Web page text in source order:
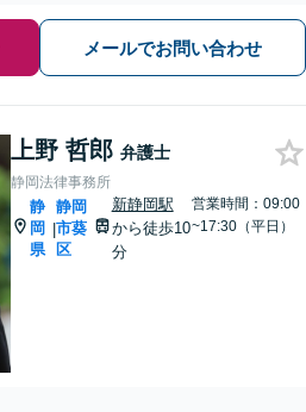
メールでお問い合わせ
上野 哲郎 弁護士
静岡法律事務所
静
岡
県
|
静岡
市葵
区
新静岡駅
から徒歩10
分
営業時間：09:00
~17:30（平日）